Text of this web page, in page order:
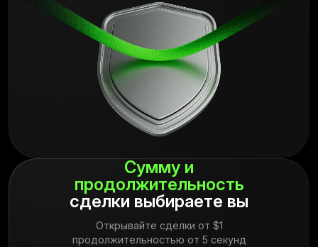
Сумму и
продолжительность
сделки выбираете вы
Открывайте сделки от $1
продолжительностью от 5 секунд